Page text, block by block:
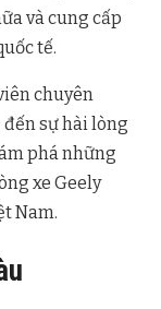
và cung cấp
tế.
chuyên
sự hài lòng
phá những
xe Geely
Nam.